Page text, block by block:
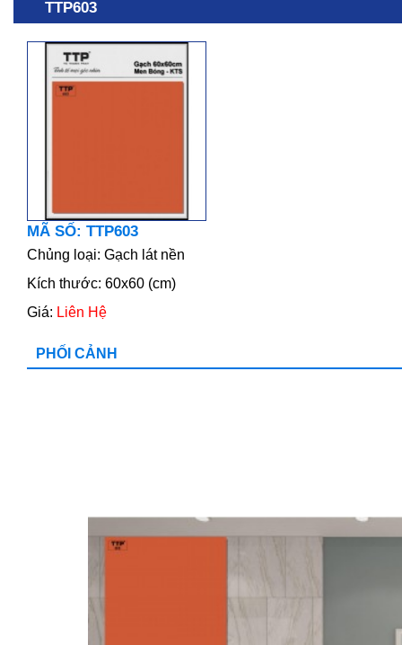
TTP603
MÃ SỐ: TTP603
Chủng loại: Gạch lát nền
Kích thước: 60x60 (cm)
Giá: Liên Hệ
PHỐI CẢNH